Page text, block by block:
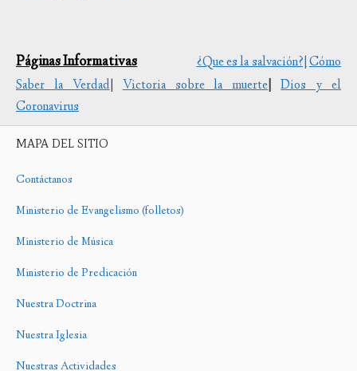
Páginas Informativas ¿Que es la salvación?|Cómo
Saber la Verdad|Victoria sobre la muerte|
Dios y el
Coronavirus
MAPA DEL SITIO
Contáctanos
Ministerio de Evangelismo (folletos)
Ministerio de Música
Ministerio de Predicación
Nuestra Doctrina
Nuestra Iglesia
Nuestras Actividades